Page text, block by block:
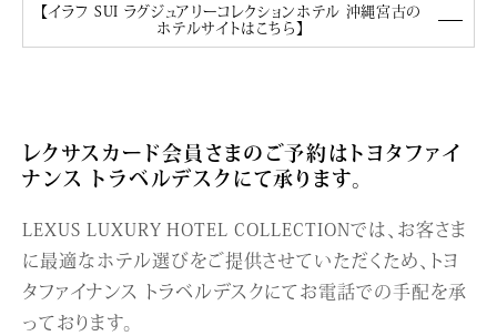
【イラフ SUI ラグジュアリーコレクションホテル 沖縄宮古の
ホテルサイトはこちら】
レクサスカード会員さまのご予約はトヨタファイ
ナンス トラベルデスクにて承ります。
LEXUS LUXURY HOTEL COLLECTIONでは、お客さま
に最適なホテル選びをご提供させていただくため、トヨ
タファイナンス トラベルデスクにてお電話での手配を承
っております。